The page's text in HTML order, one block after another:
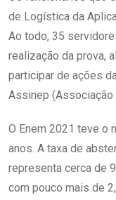
de Logística da
Ao todo, 35
realização da prova,
participar de ações
Assinep
O Enem 2021 teve o
anos. A taxa de
representa cerca de
com pouco mais de